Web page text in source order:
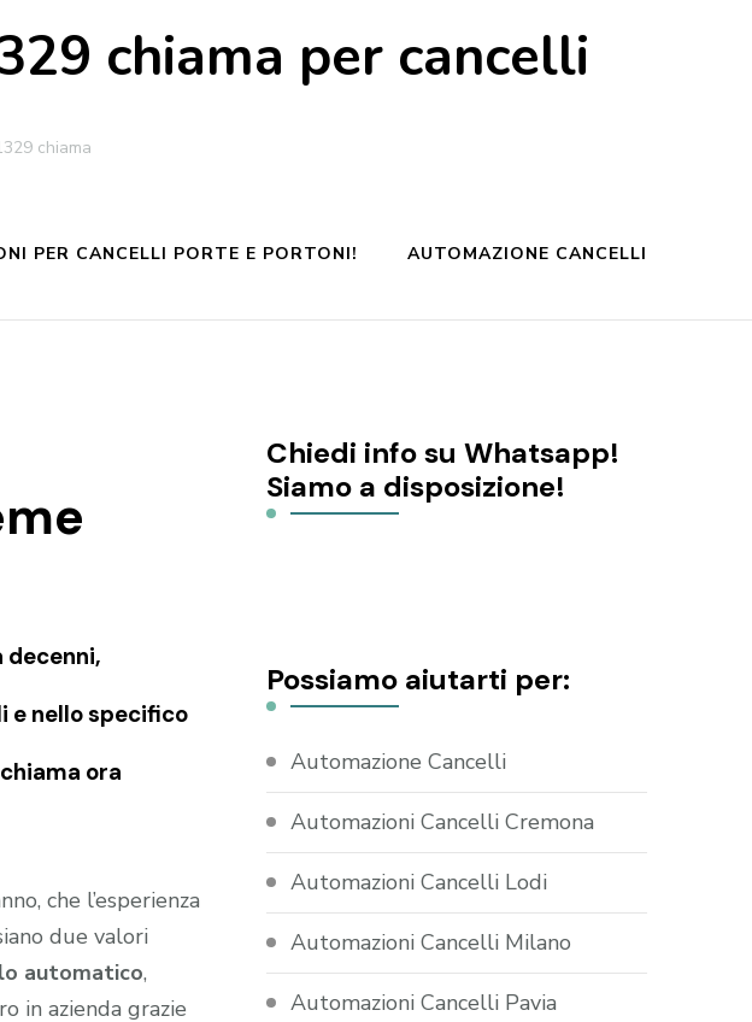
chiama per cancelli
chiama
PER CANCELLI PORTE E PORTONI! AUTOMAZIONE CANCELLI
decenni,
e nello specifico
ora
che l’esperienza
due valori
automatico,
in azienda grazie
Chiedi info su Whatsapp!
Siamo a disposizione!
Possiamo aiutarti per:
Automazione Cancelli
Automazioni Cancelli Cremona
Automazioni Cancelli Lodi
Automazioni Cancelli Milano
Automazioni Cancelli Pavia